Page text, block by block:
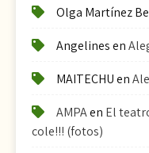
Olga Martínez
Angelinesen
MAITECHUen
AMPAen El
cole!!! (fotos)